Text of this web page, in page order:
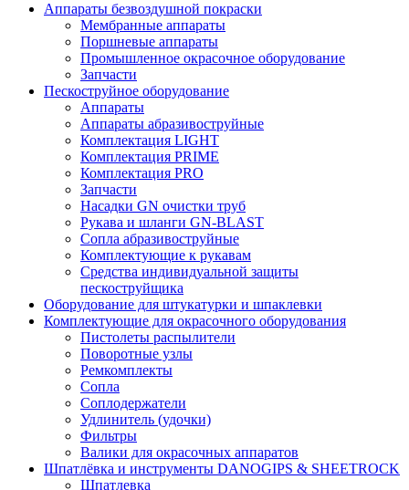
Аппараты безвоздушной покраски
Мембранные аппараты
Поршневые аппараты
Промышленное окрасочное оборудование
Запчасти
Пескоструйное оборудование
Аппараты
Аппараты абразивоструйные
Комплектация LIGHT
Комплектация PRIME
Комплектация PRO
Запчасти
Насадки GN очистки труб
Рукава и шланги GN-BLAST
Сопла абразивоструйные
Комплектующие к рукавам
Средства индивидуальной защиты
пескоструйщика
Оборудование для штукатурки и шпаклевки
Комплектующие для окрасочного оборудования
Пистолеты распылители
Поворотные узлы
Ремкомплекты
Сопла
Соплодержатели
Удлинитель (удочки)
Фильтры
Валики для окрасочных аппаратов
Шпатлёвка и инструменты DANOGIPS & SHEETROCK
Шпатлевка